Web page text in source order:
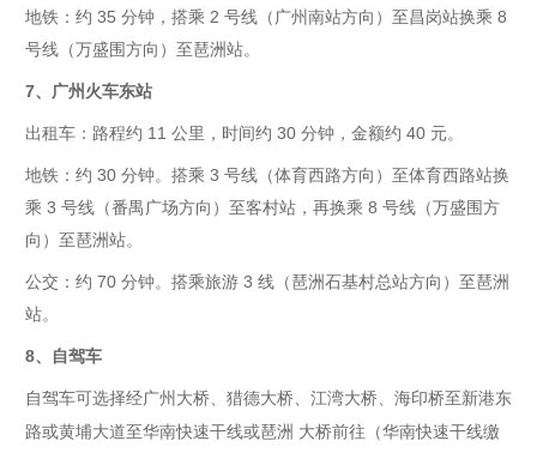
地铁：约 35 分钟，搭乘 2 号线（广州南站方向）至昌岗站换乘 8
号线（万盛围方向）至琶洲站。
7、广州火车东站
出租车：路程约 11 公里，时间约 30 分钟，金额约 40 元。
地铁：约 30 分钟。搭乘 3 号线（体育西路方向）至体育西路站换
乘 3 号线（番禺广场方向）至客村站，再换乘 8 号线（万盛围方
向）至琶洲站。
公交：约 70 分钟。搭乘旅游3 线（琶洲石基村总站方向）至琶洲
站。
8、自驾车
自驾车可选择经广州大桥、猎德大桥、江湾大桥、海印桥至新港东
路或黄埔大道至华南快速干线或琶洲 大桥前往（华南快速干线缴